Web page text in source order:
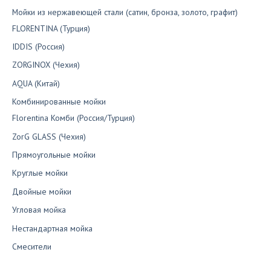
Мойки из нержавеющей стали (сатин, бронза, золото, графит)
FLORENTINA (Турция)
IDDIS (Россия)
ZORGINOX (Чехия)
AQUA (Китай)
Комбинированные мойки
Florentina Комби (Россия/Турция)
ZorG GLASS (Чехия)
Прямоугольные мойки
Круглые мойки
Двойные мойки
Угловая мойка
Нестандартная мойка
Смесители